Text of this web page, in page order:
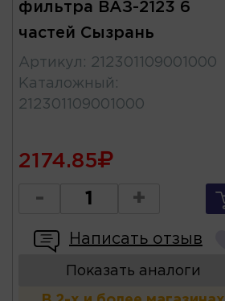
фильтра ВАЗ-2123 6
частей Сызрань
Артикул : 212301109001000
Каталожный :
212301109001000
2174.85
- +
Написать отзыв
Показать аналоги